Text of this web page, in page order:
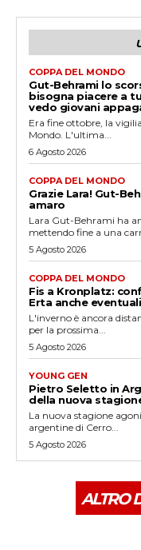
COPPA DEL MONDO
Gut-Behrami lo
bisogna piacere a
vedo giovani
Era fine ottobre, la
Mondo. L'ultima...
6 Agosto 2026
COPPA DEL MONDO
Grazie Lara! Gut-
amaro
Lara Gut-Behrami ha
mettendo fine a una
5 Agosto 2026
COPPA DEL MONDO
Fis a Kronplatz:
Erta anche
L'inverno è ancora
per la prossima...
5 Agosto 2026
YOUNG GEN
Pietro Seletto in
della nuova
La nuova stagione
argentine di Cerro...
5 Agosto 2026
ALTRO